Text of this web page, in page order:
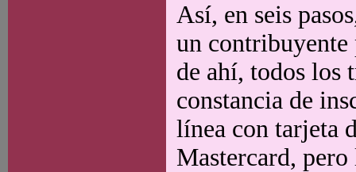
Así, en seis
un contribuyente
de ahí, todos los
constancia de
línea con tarjeta
Mastercard, pero